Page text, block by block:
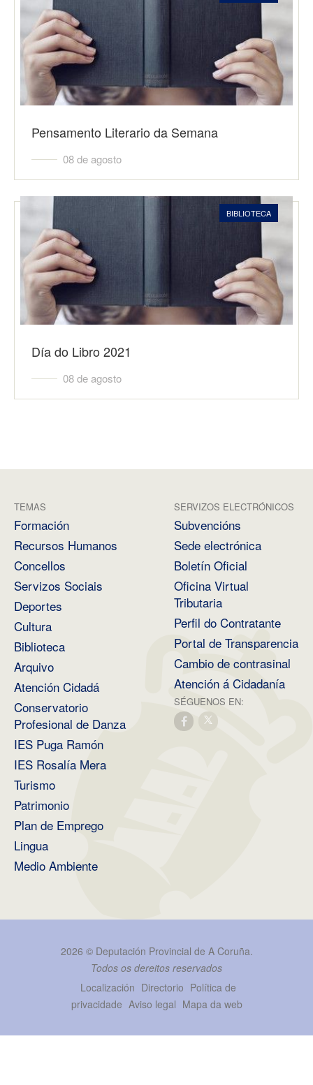
Pensamento Literario da Semana
08 de agosto
BIBLIOTECA
Día do Libro 2021
08 de agosto
TEMAS
Formación
Recursos Humanos
Concellos
Servizos Sociais
Deportes
Cultura
Biblioteca
Arquivo
Atención Cidadá
Conservatorio
Profesional de Danza
IES Puga Ramón
IES Rosalía Mera
Turismo
Patrimonio
Plan de Emprego
Lingua
Medio Ambiente
SERVIZOS ELECTRÓNICOS
Subvencións
Sede electrónica
Boletín Oficial
Oficina Virtual
Tributaria
Perfil do Contratante
Portal de Transparencia
Cambio de contrasinal
Atención á Cidadanía
SÉGUENOS EN:
2026 © Deputación Provincial de A Coruña.
Todos os dereitos reservados
Localización Directorio Política de
privacidade Aviso legal Mapa da web